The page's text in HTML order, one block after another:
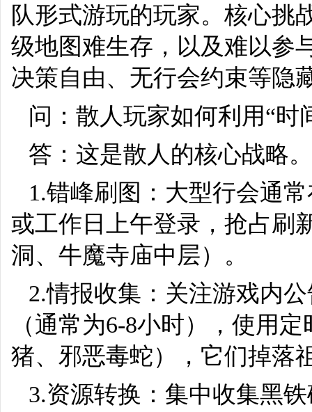
队形式游玩的玩家。核心挑
级地图难生存，以及难以参
决策自由、无行会约束等隐
问：散人玩家如何利用“时
答：这是散人的核心战略
1.错峰刷图：大型行会通
或工作日上午登录，抢占刷
洞、牛魔寺庙中层）。
2.情报收集：关注游戏内
（通常为6-8小时），使用
猪、邪恶毒蛇），它们掉落
3.资源转换：集中收集黑